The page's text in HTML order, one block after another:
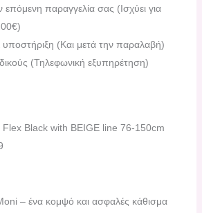
επόμενη παραγγελία σας (Ισχύει για
(Και μετά την παραλαβή)
(Τηλεφωνική εξυπηρέτηση)
Flex Black with BEIGE line 76-150cm
– ένα κομψό και ασφαλές κάθισμα